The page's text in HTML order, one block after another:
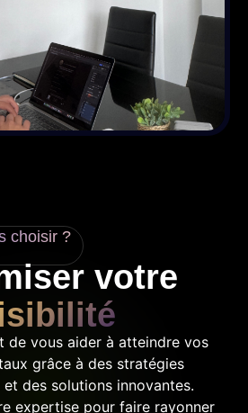
choisir ?
votre
de vous aider à atteindre vos
grâce à des stratégies
et des solutions innovantes.
expertise pour faire rayonner